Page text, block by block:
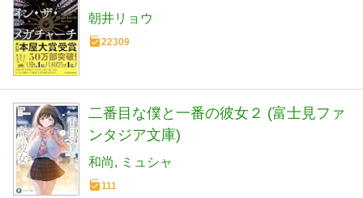
朝井リョウ
22309
二番目な僕と一番の彼女２ (富士見ファ
ンタジア文庫)
和尚 ミュシャ
111